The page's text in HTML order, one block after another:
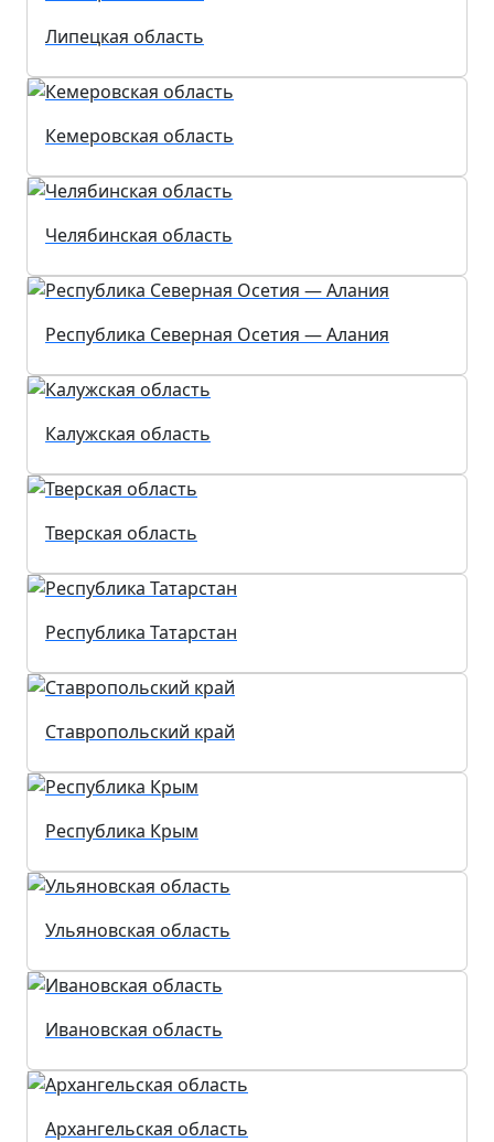
Липецкая область
Кемеровская область
Челябинская область
Республика Северная Осетия — Алания
Калужская область
Тверская область
Республика Татарстан
Ставропольский край
Республика Крым
Ульяновская область
Ивановская область
Архангельская область